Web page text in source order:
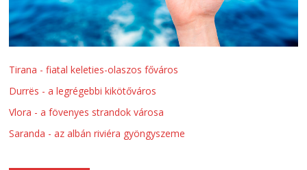
Tirana - fiatal keleties-olaszos főváros
Durrës - a legrégebbi kikötőváros
Vlora - a fövenyes strandok városa
Saranda - az albán riviéra gyöngyszeme